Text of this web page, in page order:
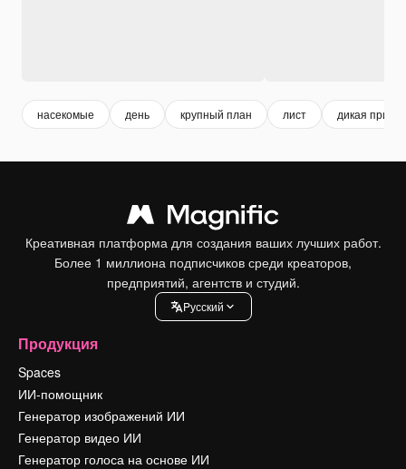
насекомые день крупный план лист дикая
Креативная платформа для создания ваших лучших работ.
Более 1 миллиона подписчиков среди креаторов,
предприятий, агентств и студий.
Pусский
Продукция
Spaces
ИИ-помощник
Генератор изображений ИИ
Генератор видео ИИ
Генератор голоса на основе ИИ